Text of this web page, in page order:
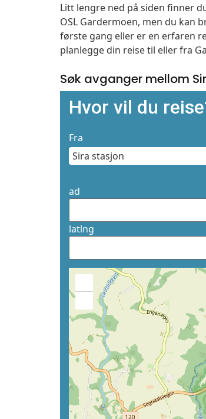
Litt lengre ned på siden finner
OSL Gardermoen, men du kan
første gang eller er en erfaren
planlegge din reise til eller fra
Søk avganger mellom
Hvor vil du
Fra
ad
latlng